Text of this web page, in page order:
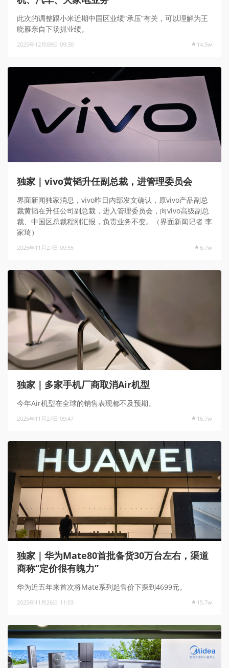
此次的调整跟小米近期中国区业绩“承压”有关，可以理解为王
晓雁亲自下场抓业绩。
2025年12月09日 09:30 14.5w
独家｜vivo黄韬升任副总裁，进管理委员会
界面新闻独家消息，vivo昨日内部发文确认，原vivo产品副总
裁黄韬在升任公司副总裁，进入管理委员会，向vivo高级副总
裁、中国区总裁程刚汇报，负责业务不变。（界面新闻记者 李
家琦）
2025年11月27日 09:55 6.7w
独家｜多家手机厂商取消Air机型
今年Air机型在全球的销售表现都不及预期。
2025年11月27日 09:47 16.7w
独家｜华为Mate80首批备货30万台左右，渠道
商称“定价很有魄力”
华为近五年来首次将Mate系列起售价下探到4699元。
2025年11月26日 11:03 15.7w